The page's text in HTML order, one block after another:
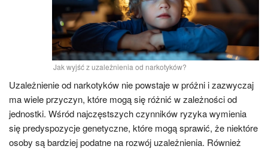
Jak wyjść z uzależnienia od narkotyków?
Uzależnienie od narkotyków nie powstaje w próżni i zazwyczaj
ma wiele przyczyn, które mogą się różnić w zależności od
jednostki. Wśród najczęstszych czynników ryzyka wymienia
się predyspozycje genetyczne, które mogą sprawić, że niektóre
osoby są bardziej podatne na rozwój uzależnienia. Również